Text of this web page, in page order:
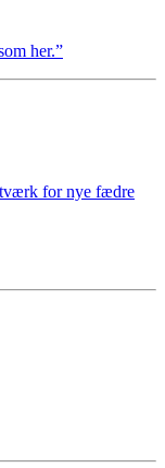
her.”
for nye fædre